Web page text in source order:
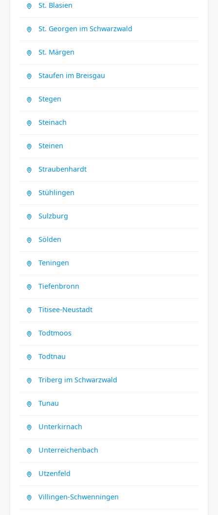
St. Blasien
St. Georgen im Schwarzwald
St. Märgen
Staufen im Breisgau
Stegen
Steinach
Steinen
Straubenhardt
Stühlingen
Sulzburg
Sölden
Teningen
Tiefenbronn
Titisee-Neustadt
Todtmoos
Todtnau
Triberg im Schwarzwald
Tunau
Unterkirnach
Unterreichenbach
Utzenfeld
Villingen-Schwenningen